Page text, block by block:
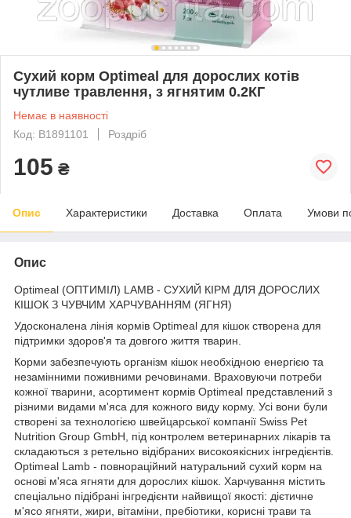
Сухий корм Optimeal для дорослих котів
чутливе травлення, з ягнятим 0.2КГ
Немає в наявності
Код: B1891101
Роздріб
105 ₴
Опис Характеристики Доставка Оплата Умови
Опис
Optimeal (ОПТИМІЛ) LAMB - СУХИЙ КІРМ ДЛЯ ДОРОСЛИХ
КІШОК З ЧУВЧИМ ХАРЧУВАННЯМ (ЯГНЯ)
Удосконалена лінія кормів Optimeal для кішок створена для
підтримки здоров'я та довгого життя тварин.
Корми забезпечують організм кішок необхідною енергією та
незамінними поживними речовинами. Враховуючи потреби
кожної тварини, асортимент кормів Optimeal представлений з
різними видами м'яса для кожного виду корму. Усі вони були
створені за технологією швейцарської компанії Swiss Pet
Nutrition Group GmbH, під контролем ветеринарних лікарів та
складаються з ретельно відібраних високоякісних інгредієнтів.
Optimeal Lamb - повнораційний натуральний сухий корм на
основі м'яса ягняти для дорослих кішок. Харчування містить
спеціально підібрані інгредієнти найвищої якості: дієтичне
м'ясо ягняти, жири, вітаміни, пребіотики, корисні трави та